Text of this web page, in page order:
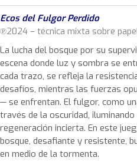
Ecos del Fulgor Perdido
℗2024 – técnica mixta sobre papel
La lucha del bosque por su
escena donde luz y sombra se
cada trazo, se refleja la
desafíos, mientras las fuerzas
— se enfrentan. El fulgor, como
través de la oscuridad, iluminando
regeneración incierta. En este
bosque, desafiante y resistente,
en medio de la tormenta.